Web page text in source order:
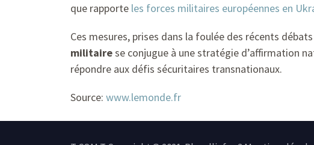
que rapporte les forces militaires européennes en
Ces mesures, prises dans la foulée des récents
militairese conjugue à une stratégie d’affirmation
répondre aux défis sécuritaires transnationaux.
Source: www.lemonde.fr